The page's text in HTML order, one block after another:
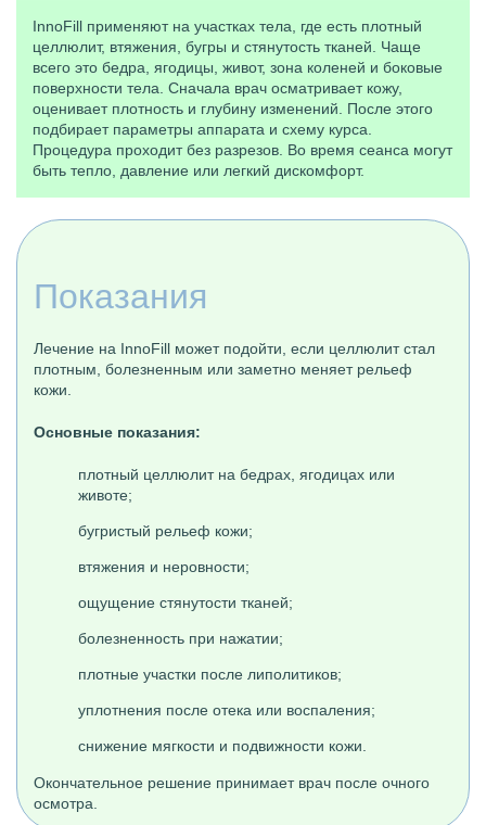
InnoFill применяют на участках тела, где есть плотный
целлюлит, втяжения, бугры и стянутость тканей. Чаще
всего это бедра, ягодицы, живот, зона коленей и боковые
поверхности тела. Сначала врач осматривает кожу,
оценивает плотность и глубину изменений. После этого
подбирает параметры аппарата и схему курса.
Процедура проходит без разрезов. Во время сеанса могут
быть тепло, давление или легкий дискомфорт.
Показания
Лечение на InnoFill может подойти, если целлюлит стал
плотным, болезненным или заметно меняет рельеф
кожи.
Основные показания:
плотный целлюлит на бедрах, ягодицах или
животе;
бугристый рельеф кожи;
втяжения и неровности;
ощущение стянутости тканей;
болезненность при нажатии;
плотные участки после липолитиков;
уплотнения после отека или воспаления;
снижение мягкости и подвижности кожи.
Окончательное решение принимает врач после очного
осмотра.